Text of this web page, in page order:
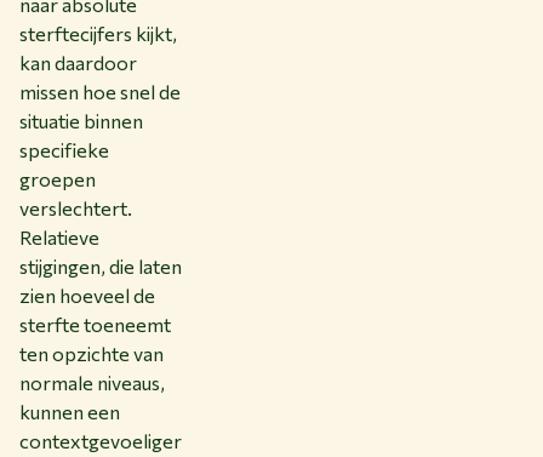
sterftecijfers kijkt,
kan daardoor
missen hoe snel de
situatie binnen
specifieke
groepen
verslechtert.
Relatieve
stijgingen, die laten
zien hoeveel de
sterfte toeneemt
ten opzichte van
normale niveaus,
kunnen een
contextgevoeliger